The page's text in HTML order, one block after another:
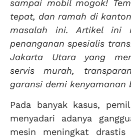
sampai mobil mogok!
tepat, dan ramah di
masalah ini. Artikel ini
penanganan spesialis
Jakarta Utara yang
servis murah,
garansi demi kenyamanan
Pada banyak kasus,
menyadari adanya
mesin meningkat drastis